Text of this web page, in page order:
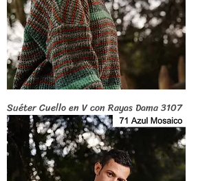
Suéter Cuello en V con Rayas Dama 3107